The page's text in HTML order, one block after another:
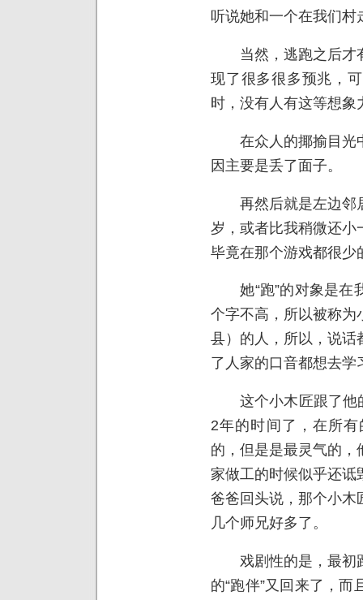
听说她和一个在我们村
当然，逃跑之后才
现了很多很多预兆，
时，没有人有这等想象
在众人的揶揄目光
因主要是丢了面子。
再然后就是左边邻
岁，或者比我稍微还小
毕竟在那个游戏都很少
她“跑”的对象是在
个字不高，所以被称为
县）的人，所以，说话
了人家的口音都想去
这个小木匠跟了他
2年的时间了，在所
的，但是是最灵气的
家做工的时候似乎还
爸爸回头说，那个小木
几个师兄好多了。
戏剧性的是，最初
的“跑伴”又回来了，